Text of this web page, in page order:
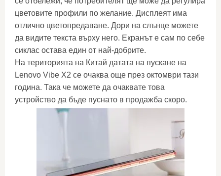
цветовите профили по желание. Дисплеят има
отлично цветопредаване. Дори на слънце можете
да видите текста върху него. Екранът е сам по себе
сиклас остава един от най-добрите.
На територията на Китай датата на пускане на
Lenovo Vibe X2 се очаква още през октомври тази
година. Така че можете да очаквате това
устройство да бъде пуснато в продажба скоро.